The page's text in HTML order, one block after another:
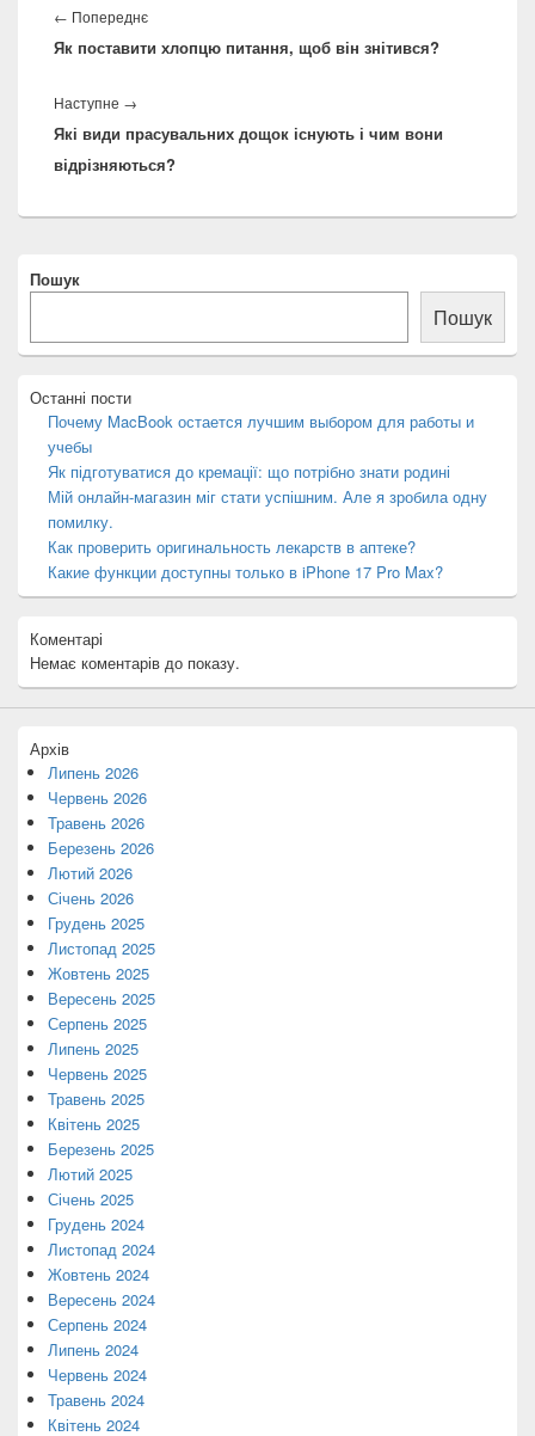
записів
← ПопереднєПопередній
запис:
Як поставити хлопцю питання, щоб він знітився?
Наступне →
запис:
Які види прасувальних дощок існують і чим вони
відрізняються?
розташування
панелі
Пошук
Пошук
Останні пости
Почему MacBook остается лучшим выбором для работы и
учебы
Як підготуватися до кремації: що потрібно знати родині
Мій онлайн-магазин міг стати успішним. Але я зробила одну
помилку.
Как проверить оригинальность лекарств в аптеке?
Какие функции доступны только в iPhone 17 Pro Max?
Коментарі
Немає коментарів до показу.
Архів
Липень 2026
Червень 2026
Травень 2026
Березень 2026
Лютий 2026
Січень 2026
Грудень 2025
Листопад 2025
Жовтень 2025
Вересень 2025
Серпень 2025
Липень 2025
Червень 2025
Травень 2025
Квітень 2025
Березень 2025
Лютий 2025
Січень 2025
Грудень 2024
Листопад 2024
Жовтень 2024
Вересень 2024
Серпень 2024
Липень 2024
Червень 2024
Травень 2024
Квітень 2024